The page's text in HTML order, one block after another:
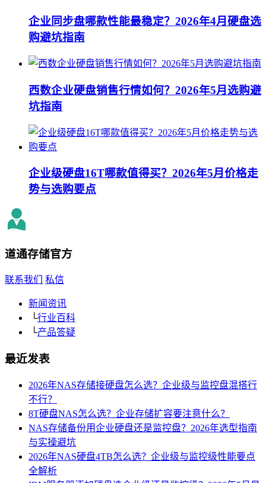
企业同步盘哪款性能最稳定？2026年4月硬盘选
购避坑指南
西数企业硬盘销售行情如何？2026年5月选购避
坑指南
企业级硬盘16T哪款值得买？2026年5月价格走
势与选购要点
道通存储官方
联系我们 私信
新闻资讯
└行业百科
└产品答疑
最近发表
2026年NAS存储接硬盘怎么选？企业级与监控盘混搭行
不行？
8T硬盘NAS怎么选？企业存储扩容要注意什么？
NAS存储备份用企业硬盘还是监控盘？2026年选型指南
与实操避坑
2026年NAS硬盘4TB怎么选？企业级与监控级性能要点
全解析